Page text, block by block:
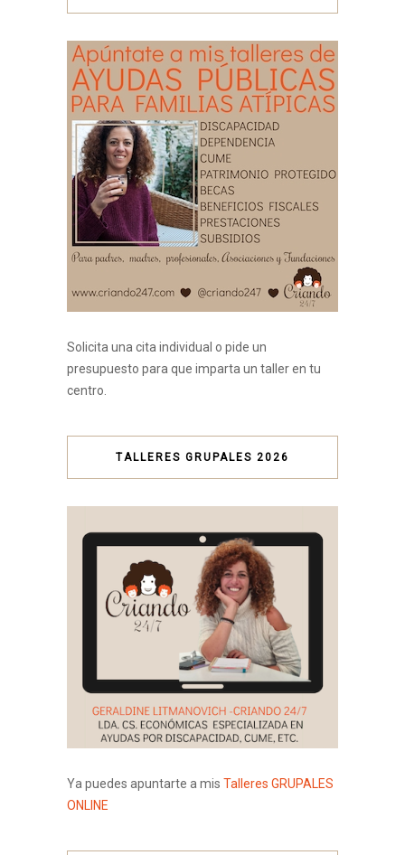
Solicita una cita individual o pide un
presupuesto para que imparta un taller en tu
centro.
TALLERES GRUPALES 2026
Ya puedes apuntarte a mis Talleres GRUPALES
ONLINE